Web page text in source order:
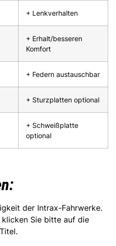
+ Lenkverhalten
+ Erhalt/besseren
Komfort
+ Federn austauschbar
+ Sturzplatten optional
+ Schweißplatte
optional
der Intrax-Fahrwerke.
Sie bitte auf die